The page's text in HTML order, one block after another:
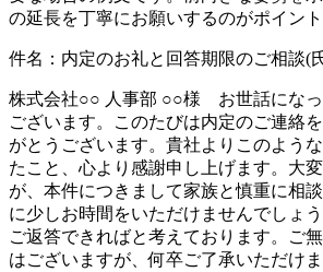
の延長を丁寧にお願いするのがポイント
件名：内定のお礼と回答期限のご相談(
株式会社○○ 人事部 ○○様 お世話にな
ございます。このたびは内定のご連絡
がとうございます。貴社よりこのよう
たこと、心より感謝申し上げます。大
が、本件につきまして家族と慎重に相
に少しお時間をいただけませんでしょ
ご返答できればと考えております。ご
はございますが、何卒ご了承いただけ